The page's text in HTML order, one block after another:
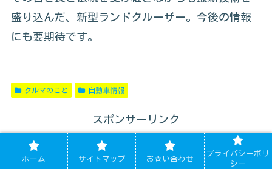
盛り込んだ、新型ランドクルーザー。今後の情報
にも要期待です。
クルマのこと 自動車情報
スポンサーリンク
ーシェアするー
ホーム サイトマップ お問い合わせ
プライバシーポリ
シー